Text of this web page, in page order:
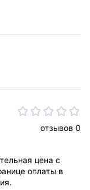
отзывов 0
цена с
оплаты в